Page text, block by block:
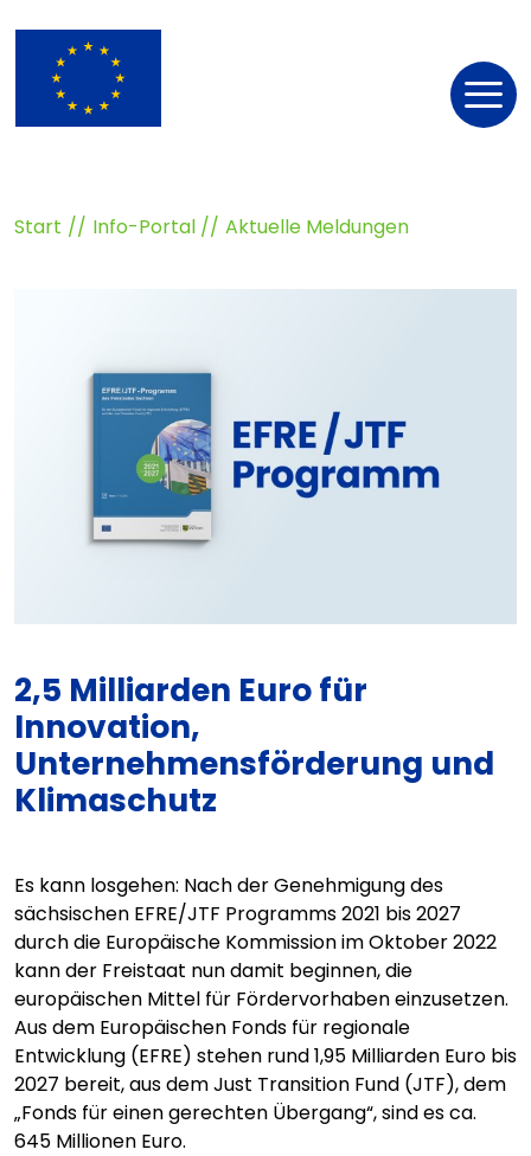
Start Info-Portal Aktuelle Meldungen
2,5 Milliarden Euro für
Innovation,
Unternehmensförderung und
Klimaschutz
Es kann losgehen: Nach der Genehmigung des
sächsischen EFRE/JTF Programms 2021 bis 2027
durch die Europäische Kommission im Oktober 2022
kann der Freistaat nun damit beginnen, die
europäischen Mittel für Fördervorhaben einzusetzen.
Aus dem Europäischen Fonds für regionale
Entwicklung (EFRE) stehen rund 1,95 Milliarden Euro bis
2027 bereit, aus dem Just Transition Fund (JTF), dem
„Fonds für einen gerechten Übergang“, sind es ca.
645 Millionen Euro.